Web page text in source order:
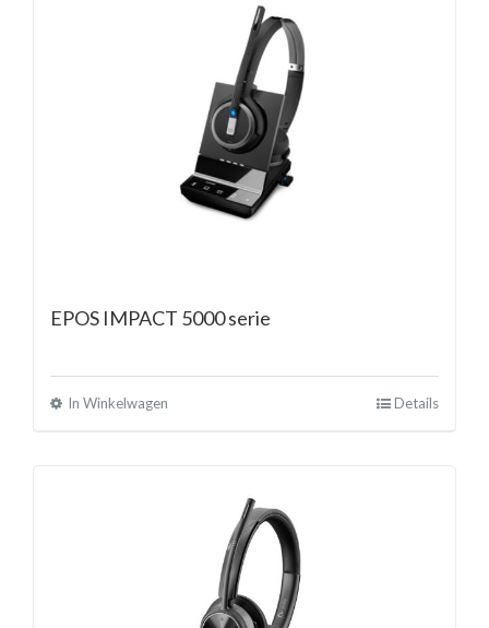
EPOS IMPACT 5000 serie
In Winkelwagen Details